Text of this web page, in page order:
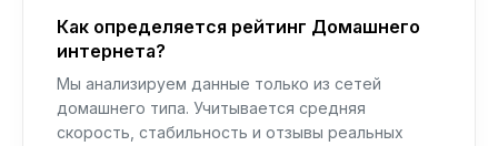
Как определяется рейтинг Домашнего
интернета?
Мы анализируем данные только из сетей
домашнего типа. Учитывается средняя
скорость, стабильность и отзывы реальных